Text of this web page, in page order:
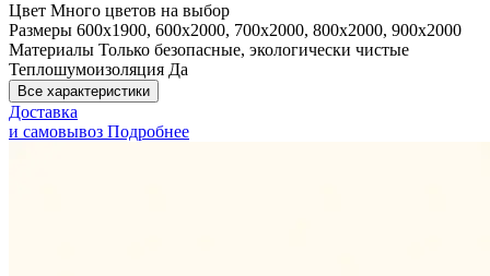
Цвет Много цветов на выбор
Размеры 600x1900, 600x2000, 700x2000, 800x2000, 900x2000
Материалы Только безопасные, экологически чистые
Теплошумоизоляция Да
Все характеристики
Доставка
и самовывоз Подробнее